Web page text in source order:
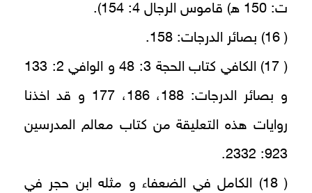
ت: 150 ه) قاموس الرجال 4: 154).
( 16) بصائر الدرجات: 158.
( 17) الكافي كتاب الحجة 3: 48 و الوافي 2: 133
و بصائر الدرجات: 188، 186، 177 و قد اخذنا
روايات هذه التعليقة من كتاب معالم المدرسين
923: 2332.
( 18) الكامل في الضعفاء و مثله ابن حجر في